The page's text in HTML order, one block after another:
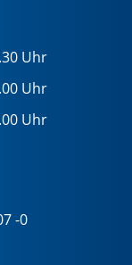
Uhr
Uhr
Uhr
-0